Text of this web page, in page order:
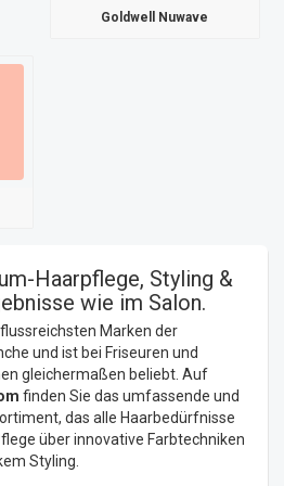
Goldwell Nuwave
Haarpflege, Styling &
wie im Salon.
Marken der
und ist bei Friseuren und
gleichermaßen beliebt. Auf
finden Sie das umfassende und
das alle Haarbedürfnisse
über innovative Farbtechniken
Styling.